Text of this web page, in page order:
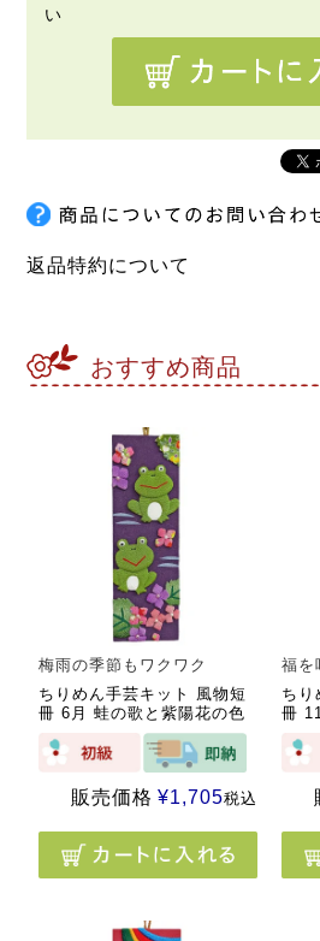
返品特約について
おすすめ商品
梅雨の季節もワクワク
ちりめん手芸キット 風物短
冊 6月 蛙の歌と紫陽花の色
販売価格 ¥1,705税込
福を
ちり
冊